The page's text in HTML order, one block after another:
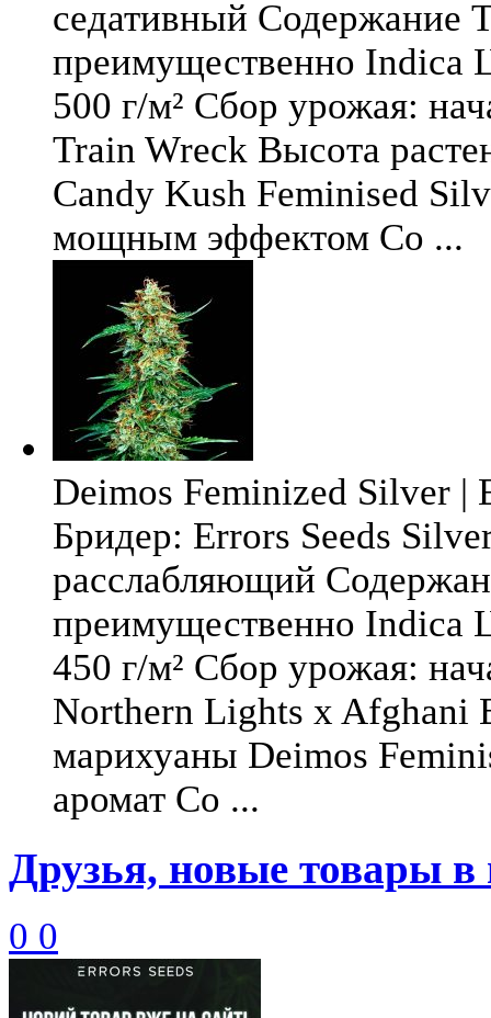
седативный Содержание
преимущественно Indica
500 г/м² Сбор урожая:
Train Wreck Высота
Candy Kush Feminised
мощным эффектом Со ...
Deimos Feminized Silver |
Бридер: Errors Seeds
расслабляющий
преимущественно Indica
450 г/м² Сбор урожая:
Northern Lights x Afghani
марихуаны Deimos
аромат Со ...
Друзья, новые товары в
0 0